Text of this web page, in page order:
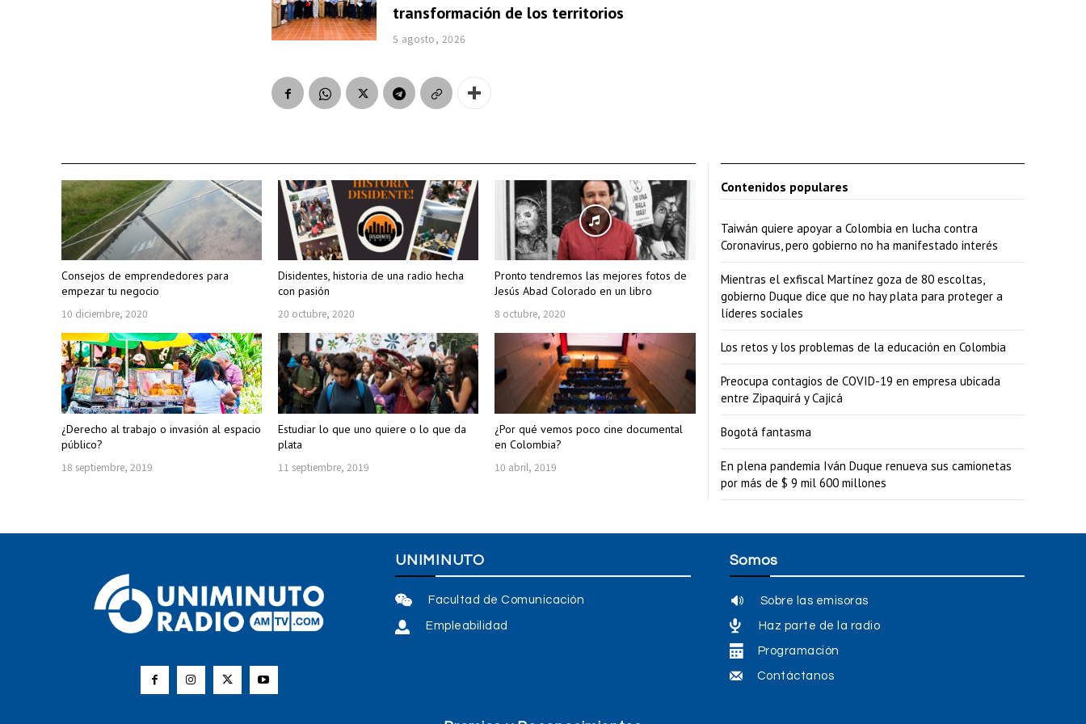
a
j
p
r
a
m
n
t
a
o
d
m
i
transformación de los territorios
5 agosto, 2026
Consejos de emprendedores para
empezar tu negocio
10 diciembre, 2020
Disidentes, historia de una radio hecha
con pasión
20 octubre, 2020
Pronto tendremos las mejores fotos de
Jesús Abad Colorado en un libro
8 octubre, 2020
¿Derecho al trabajo o invasión al espacio
público?
18 septiembre, 2019
Estudiar lo que uno quiere o lo que da
plata
11 septiembre, 2019
¿Por qué vemos poco cine documental
en Colombia?
10 abril, 2019
Contenidos populares
Taiwán quiere apoyar a Colombia en lucha contra
Coronavirus, pero gobierno no ha manifestado interés
Mientras el exfiscal Martínez goza de 80 escoltas,
gobierno Duque dice que no hay plata para proteger a
líderes sociales
Los retos y los problemas de la educación en Colombia
Preocupa contagios de COVID-19 en empresa ubicada
entre Zipaquirá y Cajicá
Bogotá fantasma
En plena pandemia Iván Duque renueva sus camionetas
por más de $ 9 mil 600 millones
UNIMINUTO
Facultad de Comunicación
Empleabilidad
Somos
Sobre las emisoras
Haz parte de la radio
Programación
Contáctanos